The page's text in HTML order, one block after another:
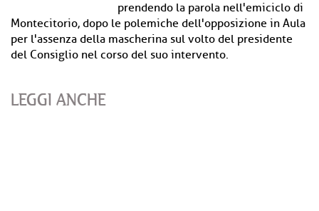
prendendo la parola nell'emiciclo di
Montecitorio, dopo le polemiche dell'opposizione in Aula
per l'assenza della mascherina sul volto del presidente
del Consiglio nel corso del suo intervento.
LEGGI ANCHE